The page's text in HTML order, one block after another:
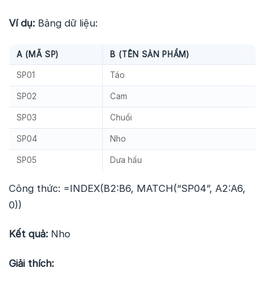
Ví dụ: Bảng dữ liệu:
A (MÃ SP) B (TÊN SẢN PHẨM)
SP01 Táo
SP02 Cam
SP03 Chuối
SP04 Nho
SP05 Dưa hấu
Công thức: =INDEX(B2:B6, MATCH(“SP04”, A2:A6,
0))
Kết quả: Nho
Giải thích: